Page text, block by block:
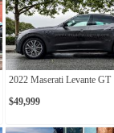
2022 Maserati Levante GT
$49,999